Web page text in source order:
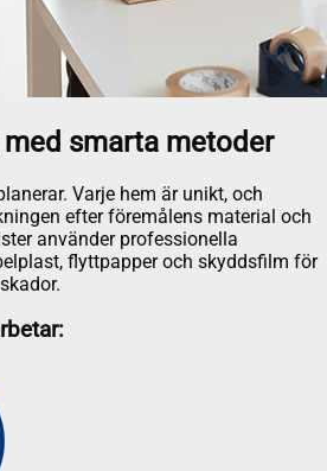
med smarta metoder
Varje hem är unikt, och
efter föremålens material och
använder professionella
flyttpapper och skyddsfilm för